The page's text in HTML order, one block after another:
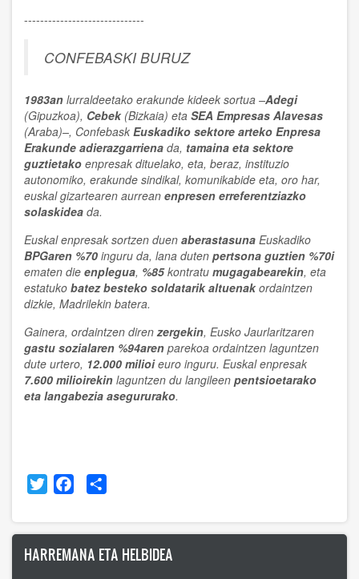
------------------------------
CONFEBASKI BURUZ
1983an lurraldeetako erakunde kideek sortua –Adegi
(Gipuzkoa), Cebek(Bizkaia) eta SEA Empresas Alavesas
(Araba)–, Confebask Euskadiko sektore arteko Enpresa
Erakunde adierazgarriena da, tamaina eta sektore
guztietako enpresak dituelako, eta, beraz, instituzio
autonomiko, erakunde sindikal, komunikabide eta, oro har,
euskal gizartearen aurrean enpresen erreferentziazko
solaskidea da.
Euskal enpresak sortzen duen aberastasuna Euskadiko
BPGaren %70 inguru da, lana duten pertsona guztien %70i
ematen die enplegua, %85kontratu mugagabearekin, eta
estatuko batez besteko soldatarik altuenakordaintzen
dizkie, Madrilekin batera.
Gainera, ordaintzen diren zergekin, Eusko Jaurlaritzaren
gastu sozialaren %94aren parekoa ordaintzen laguntzen
dute urtero, 12.000 milioieuro inguru. Euskal enpresak
7.600 milioirekin laguntzen du langileen pentsioetarako
eta langabezia asegururako.
Twitter Facebook
HARREMANA ETA HELBIDEA